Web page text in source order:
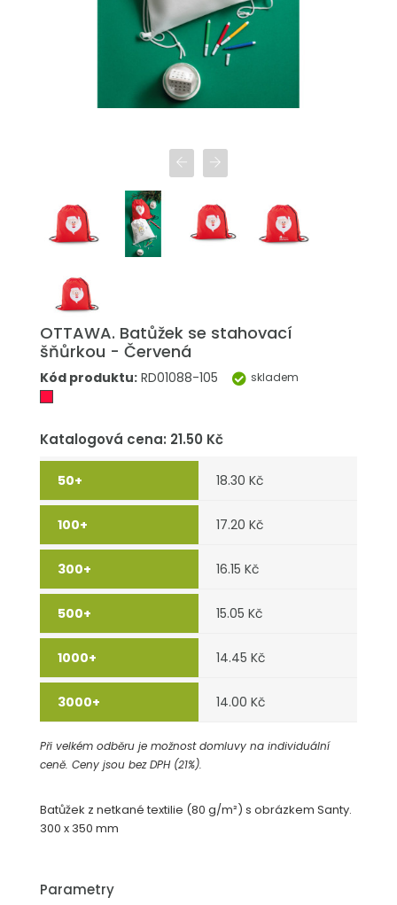
OTTAWA. Batůžek se stahovací
šňůrkou - Červená
Kód produktu: RD01088-105 skladem
Katalogová cena: 21.50 Kč
18.30 Kč
17.20 Kč
16.15 Kč
15.05 Kč
14.45 Kč
14.00 Kč
Při velkém odběru je možnost domluvy na individuální
ceně. Ceny jsou bez DPH (21%).
Batůžek z netkané textilie (80 g/m²) s obrázkem Santy.
300 x 350 mm
Parametry